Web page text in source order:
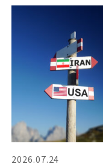
2026.07.24